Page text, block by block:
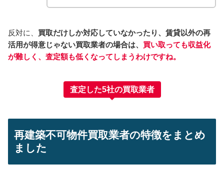
反対に、 買取だけしか対応していなかったり、賃貸以外の再
活用が得意じゃない買取業者の場合は、 買い取っても収益化
が難しく、査定額も低くなってしまうわけですね。
査定した5社の買取業者
再建築不可物件買取業者の特徴をまとめ
ました